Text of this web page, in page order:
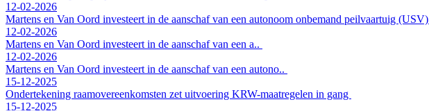
12-02-2026
Martens en Van Oord investeert in de aanschaf van een autonoom onbemand peilvaartuig (USV)
12-02-2026
Martens en Van Oord investeert in de aanschaf van een a..
12-02-2026
Martens en Van Oord investeert in de aanschaf van een autono..
15-12-2025
Ondertekening raamovereenkomsten zet uitvoering KRW-maatregelen in gang
15-12-2025